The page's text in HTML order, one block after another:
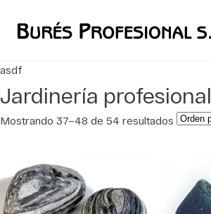
asdf
Jardinería profesional
Mostrando 37–48 de 54 resultados